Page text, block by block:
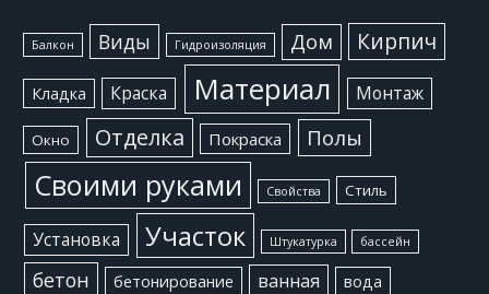
Балкон Виды Гидроизоляция Дом Кирпич
Кладка Краска Материал Монтаж
Окно Отделка Покраска Полы
Своими руками Свойства Стиль
Установка Участок Штукатурка бассейн
бетон бетонирование ванная вода